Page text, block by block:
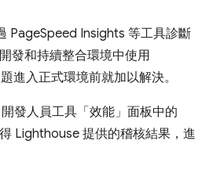
PageSpeed Insights 等工具診斷
發和持續整合環境中使用
進入正式環境前就加以解決。
發人員工具「效能」面板中的
Lighthouse 提供的稽核結果，進